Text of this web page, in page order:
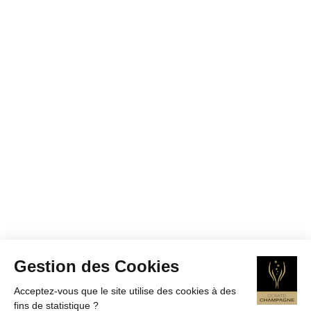
Gestion des Cookies
Acceptez-vous que le site utilise des cookies à des
fins de statistique ?